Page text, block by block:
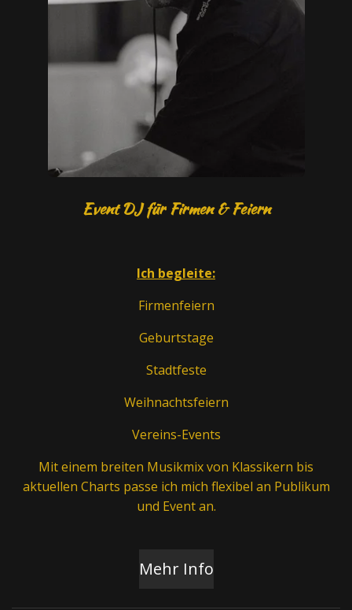
Event DJ für Firmen & Feiern
Ich begleite:
Firmenfeiern
Geburtstage
Stadtfeste
Weihnachtsfeiern
Vereins-Events
Mit einem breiten Musikmix von Klassikern bis
aktuellen Charts passe ich mich flexibel an Publikum
und Event an.
Mehr Info